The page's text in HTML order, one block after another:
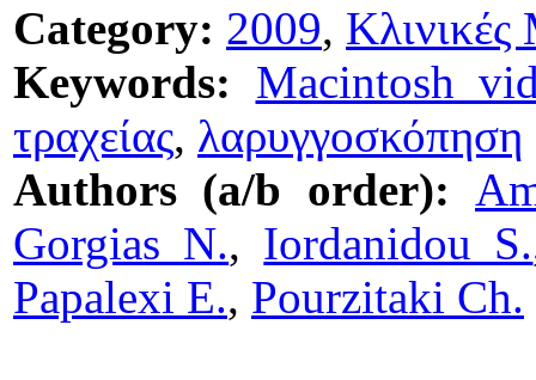
Category: 2009, Κλινικές
Keywords: Macintosh
τραχείας, λαρυγγοσκόπηση
Authors (a/b order):
Gorgias N., Iordanidou S.
Papalexi E., Pourzitaki Ch.